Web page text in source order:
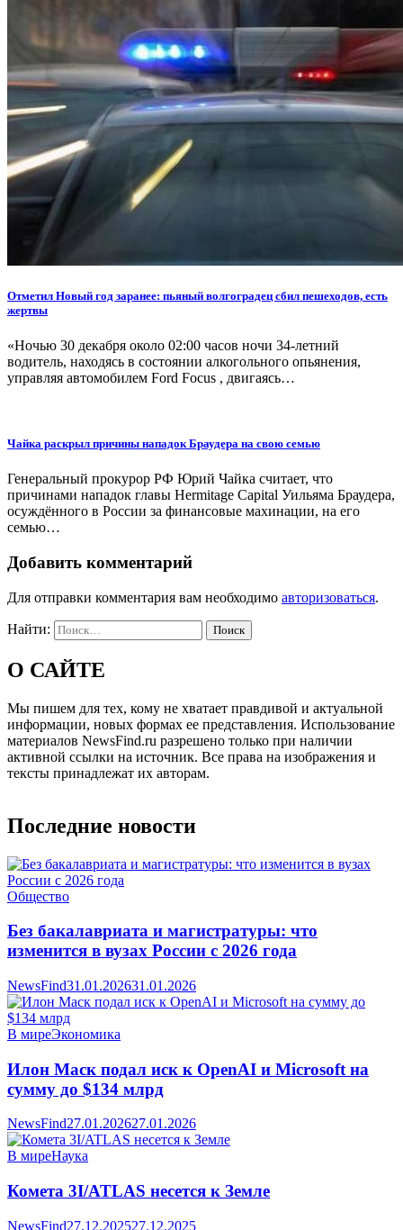
Отметил Новый год заранее: пьяный волгоградец сбил пешеходов, есть
жертвы
«Ночью 30 декабря около 02:00 часов ночи 34-летний
водитель, находясь в состоянии алкогольного опьянения,
управляя автомобилем Ford Focus , двигаясь…
Чайка раскрыл причины нападок Браудера на свою семью
Генеральный прокурор РФ Юрий Чайка считает, что
причинами нападок главы Hermitage Capital Уильяма Браудера,
осуждённого в России за финансовые махинации, на его
семью…
Добавить комментарий
Для отправки комментария вам необходимо авторизоваться.
Найти:
О САЙТЕ
Мы пишем для тех, кому не хватает правдивой и актуальной
информации, новых формах ее представления. Использование
материалов NewsFind.ru разрешено только при наличии
активной ссылки на источник. Все права на изображения и
тексты принадлежат их авторам.
Последние новости
Общество
Без бакалавриата и магистратуры: что
изменится в вузах России с 2026 года
NewsFind31.01.202631.01.2026
В миреЭкономика
Илон Маск подал иск к OpenAI и Microsoft на
сумму до $134 млрд
NewsFind27.01.202627.01.2026
В миреНаука
Комета 3I/ATLAS несется к Земле
NewsFind27.12.202527.12.2025